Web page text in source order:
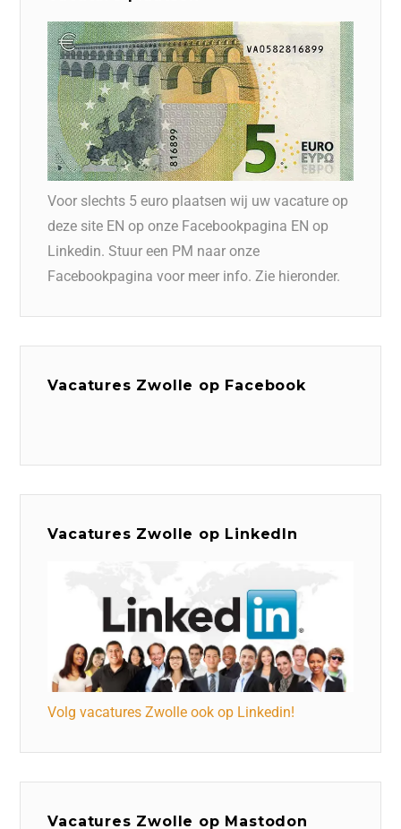
Voor slechts 5 euro plaatsen wij uw vacature op
deze site EN op onze Facebookpagina EN op
Linkedin. Stuur een PM naar onze
Facebookpagina voor meer info. Zie hieronder.
Vacatures Zwolle op Facebook
Vacatures Zwolle op LinkedIn
Volg vacatures Zwolle ook op Linkedin!
Vacatures Zwolle op Mastodon